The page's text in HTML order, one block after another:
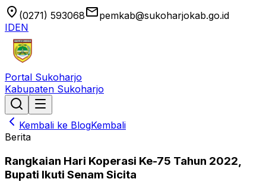
location_on (0271) 593068emailpemkab@sukoharjokab.go.id
IDEN
Portal Sukoharjo
Kabupaten Sukoharjo
Kembali ke BlogKembali
Berita
Rangkaian Hari Koperasi Ke-75 Tahun 2022,
Bupati Ikuti Senam Sicita